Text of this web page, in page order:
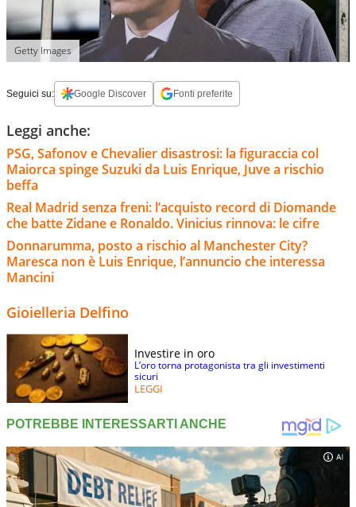
Getty Images
Seguici su: Google Discover Fonti preferite
Leggi anche:
PSG, Safonov e Chevalier disastrosi: la figuraccia col
Maiorca spinge Suzuki da Luis Enrique, Juve a rischio
beffa
Real Madrid senza freni: l’acquisto record di Diomande
che batte Zidane e Ronaldo. Vinicius rinnova: le cifre
Donnarumma, posto a rischio al Manchester City?
Maresca non è Luis Enrique, l’annuncio che interessa
Mancini
Gioielleria Delfino
Investire in oro
L’oro torna protagonista tra gli investimenti
sicuri
LEGGI